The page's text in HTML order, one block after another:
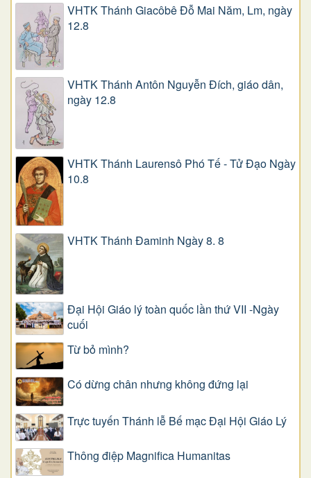
VHTK Thánh Giacôbê Ðỗ Mai Năm, Lm, ngày
12.8
VHTK Thánh Antôn Nguyễn Ðích, giáo dân,
ngày 12.8
VHTK Thánh Laurensô Phó Tế - Tử Đạo Ngày
10.8
VHTK Thánh Đaminh Ngày 8. 8
Đại Hội Giáo lý toàn quốc lần thứ VII -Ngày
cuối
Từ bỏ mình?
Có dừng chân nhưng không đứng lại
Trực tuyến Thánh lễ Bế mạc Đại Hội Giáo Lý
Thông điệp Magnifica Humanitas